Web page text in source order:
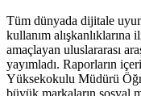
Tüm dünyada dijitale
kullanım
amaçlayan uluslararası
yayımladı. Raporların
Yüksekokulu Müdürü